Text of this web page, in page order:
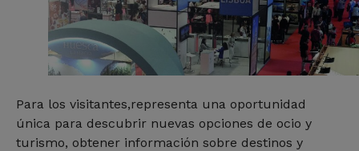
Para los visitantes,representa una oportunidad
única para descubrir nuevas opciones de ocio y
turismo, obtener información sobre destinos y